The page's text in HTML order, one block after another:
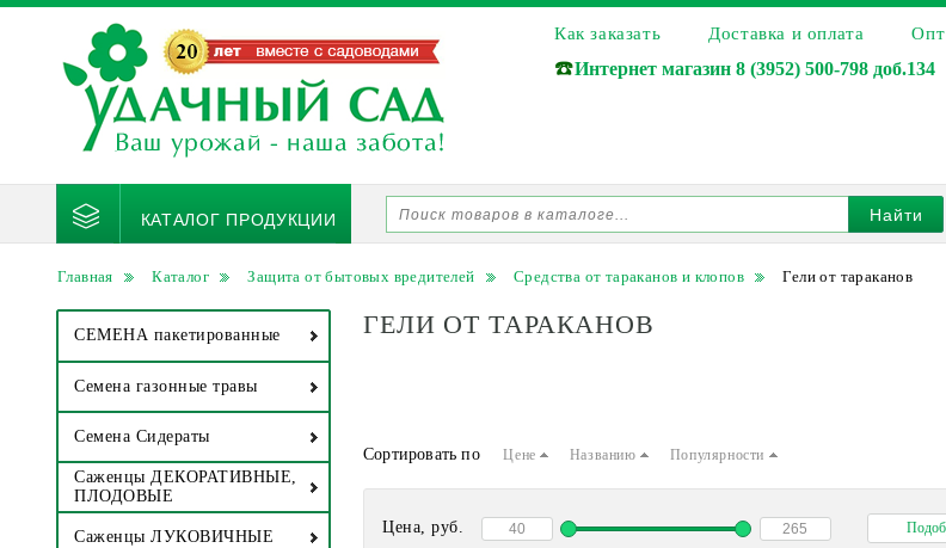
Как заказать Доставка и оплата Опт
☎️Интернет магазин 8 (3952) 500-798 доб.134
КАТАЛОГ ПРОДУКЦИИ Найти
Главная Каталог Защита от бытовых вредителей Средства от тараканов и клопов Гели от тараканов
СЕМЕНА пакетированные
Семена газонные травы
Семена Сидераты
Саженцы ДЕКОРАТИВНЫЕ,
ПЛОДОВЫЕ
Саженцы ЛУКОВИЧНЫЕ
ГЕЛИ ОТ ТАРАКАНОВ
Сортировать по Цене Названию Популярности
Цена, руб.